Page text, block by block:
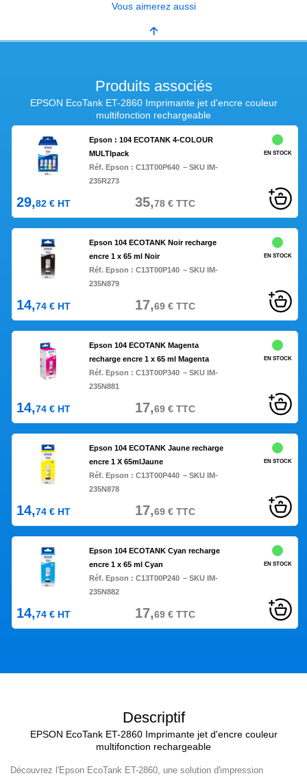
Vous aimerez aussi
Produits associés
EPSON EcoTank ET-2860 Imprimante jet d'encre couleur
multifonction rechargeable
Epson : 104 ECOTANK 4-COLOUR
MULTIpack
Réf. Epson :C13T00P640 – SKU IM-
235R273
EN STOCK
29,82 € HT 35,78€TTC
Epson 104 ECOTANK Noir recharge
encre 1 x 65 ml Noir
Réf. Epson :C13T00P140 – SKU IM-
235N879
EN STOCK
14,74 € HT 17,69€TTC
Epson 104 ECOTANK Magenta
recharge encre 1 x 65 ml Magenta
Réf. Epson :C13T00P340 – SKU IM-
235N881
EN STOCK
14,74 € HT 17,69€TTC
Epson 104 ECOTANK Jaune recharge
encre 1 X 65mlJaune
Réf. Epson :C13T00P440 – SKU IM-
235N878
EN STOCK
14,74 € HT 17,69€TTC
Epson 104 ECOTANK Cyan recharge
encre 1 x 65 ml Cyan
Réf. Epson :C13T00P240 – SKU IM-
235N882
EN STOCK
14,74 € HT 17,69€TTC
Descriptif
EPSON EcoTank ET-2860 Imprimante jet d'encre couleur
multifonction rechargeable
Découvrez l'Epson EcoTank ET-2860, une solution d'impression